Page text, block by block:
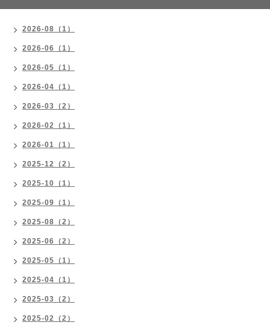
2026-08（1）
2026-06（1）
2026-05（1）
2026-04（1）
2026-03（2）
2026-02（1）
2026-01（1）
2025-12（2）
2025-10（1）
2025-09（1）
2025-08（2）
2025-06（2）
2025-05（1）
2025-04（1）
2025-03（2）
2025-02（2）